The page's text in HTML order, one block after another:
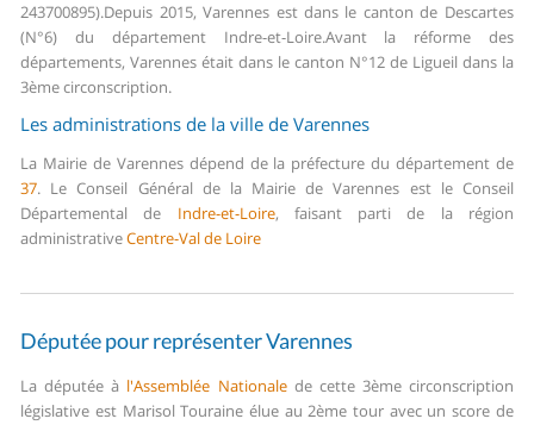
243700895).Depuis 2015, Varennes est dans le canton de Descartes
(N°6) du département Indre-et-Loire.Avant la réforme des
départements, Varennes était dans le canton N°12 de Ligueil dans la
3ème circonscription.
Les administrations de la ville de Varennes
La Mairie de Varennes dépend de la préfecture du département de
37. Le Conseil Général de la Mairie de Varennes est le Conseil
Départemental de Indre-et-Loire, faisant parti de la région
administrativeCentre-Val de Loire
Députée pour représenter Varennes
La députée à l'Assemblée Nationalede cette 3ème circonscription
législative est Marisol Touraine élue au 2ème tour avec un score de